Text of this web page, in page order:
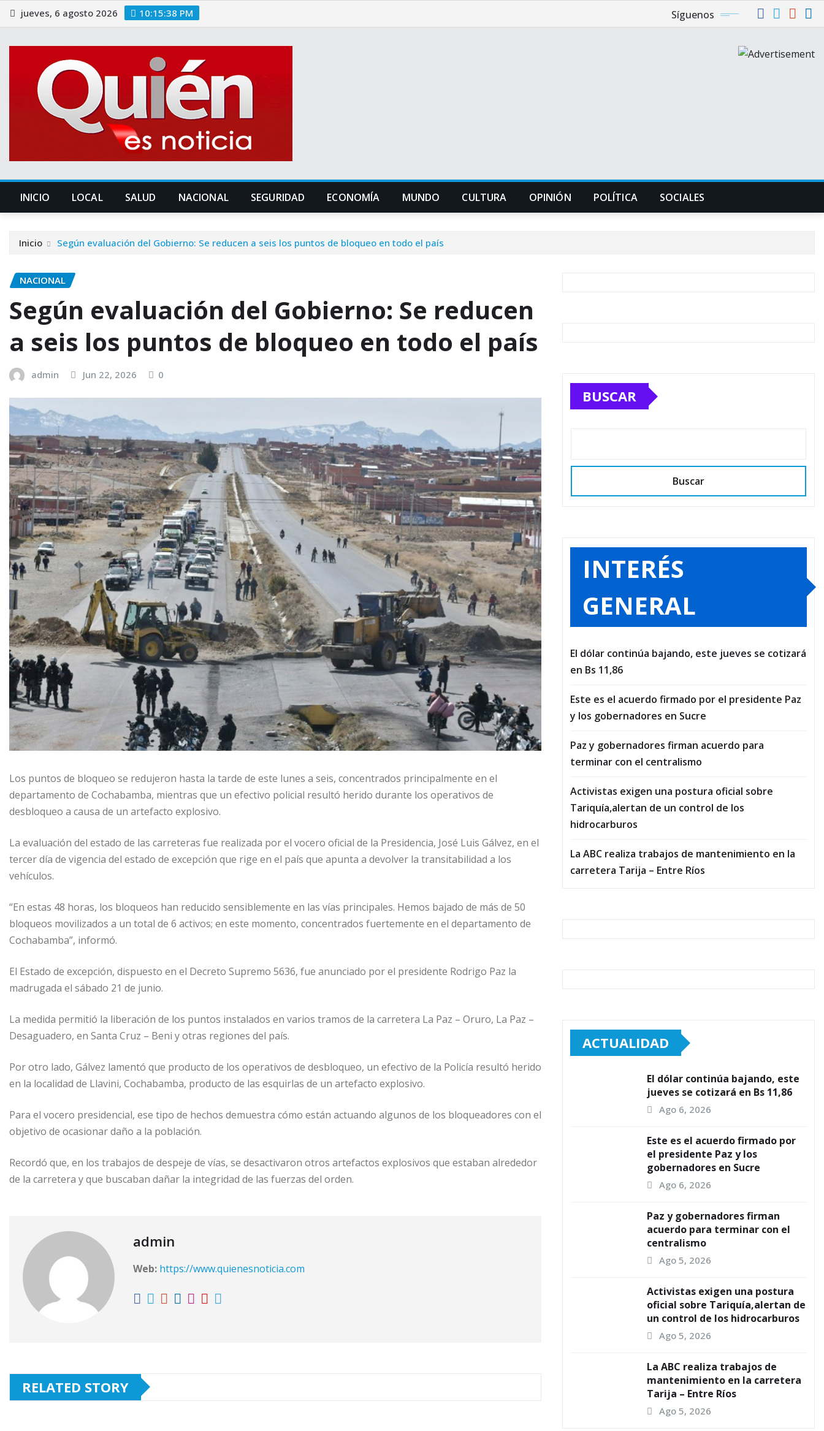
Saltar
al
jueves, 6 agosto 2026 10:15:39 PM Síguenos
INICIO LOCAL SALUD NACIONAL SEGURIDAD ECONOMÍA MUNDO CULTURA OPINIÓN POLÍTICA SOCIALES
Inicio Según evaluación del Gobierno: Se reducen a seis los puntos de bloqueo en todo el país
NACIONAL
Según evaluación del Gobierno: Se reducen
a seis los puntos de bloqueo en todo el país
admin Jun 22, 2026 0
Los puntos de bloqueo se redujeron hasta la tarde de este lunes a seis, concentrados principalmente en el
departamento de Cochabamba, mientras que un efectivo policial resultó herido durante los operativos de
desbloqueo a causa de un artefacto explosivo.
La evaluación del estado de las carreteras fue realizada por el vocero oficial de la Presidencia, José Luis Gálvez, en el
tercer día de vigencia del estado de excepción que rige en el país que apunta a devolver la transitabilidad a los
vehículos.
“En estas 48 horas, los bloqueos han reducido sensiblemente en las vías principales. Hemos bajado de más de 50
bloqueos movilizados a un total de 6 activos; en este momento, concentrados fuertemente en el departamento de
Cochabamba”, informó.
El Estado de excepción, dispuesto en el Decreto Supremo 5636, fue anunciado por el presidente Rodrigo Paz la
madrugada el sábado 21 de junio.
La medida permitió la liberación de los puntos instalados en varios tramos de la carretera La Paz – Oruro, La Paz –
Desaguadero, en Santa Cruz – Beni y otras regiones del país.
Por otro lado, Gálvez lamentó que producto de los operativos de desbloqueo, un efectivo de la Policía resultó herido
en la localidad de Llavini, Cochabamba, producto de las esquirlas de un artefacto explosivo.
Para el vocero presidencial, ese tipo de hechos demuestra cómo están actuando algunos de los bloqueadores con el
objetivo de ocasionar daño a la población.
Recordó que, en los trabajos de despeje de vías, se desactivaron otros artefactos explosivos que estaban alrededor
de la carretera y que buscaban dañar la integridad de las fuerzas del orden.
admin
Web: https://www.quienesnoticia.com
RELATED STORY
BUSCAR
Buscar
INTERÉS
GENERAL
El dólar continúa bajando, este jueves se cotizará
en Bs 11,86
Este es el acuerdo firmado por el presidente Paz
y los gobernadores en Sucre
Paz y gobernadores firman acuerdo para
terminar con el centralismo
Activistas exigen una postura oficial sobre
Tariquía,alertan de un control de los
hidrocarburos
La ABC realiza trabajos de mantenimiento en la
carretera Tarija – Entre Ríos
ACTUALIDAD
El dólar continúa bajando, este
jueves se cotizará en Bs 11,86
Ago 6, 2026
Este es el acuerdo firmado por
el presidente Paz y los
gobernadores en Sucre
Ago 6, 2026
Paz y gobernadores firman
acuerdo para terminar con el
centralismo
Ago 5, 2026
Activistas exigen una postura
oficial sobre Tariquía,alertan de
un control de los hidrocarburos
Ago 5, 2026
La ABC realiza trabajos de
mantenimiento en la carretera
Tarija – Entre Ríos
Ago 5, 2026